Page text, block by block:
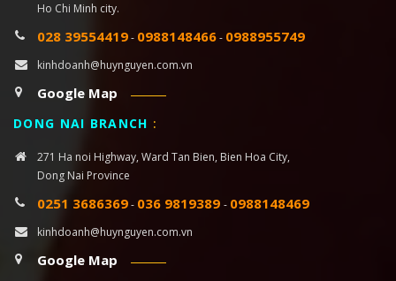
Ho Chi Minh city.
028 39554419- 0988148466- 0988955749
kinhdoanh@huynguyen.com.vn
Google Map
DONG NAI BRANCH :
271 Ha noi Highway, Ward Tan Bien, Bien Hoa City,
Dong Nai Province
0251 3686369- 036 9819389 - 0988148469
kinhdoanh@huynguyen.com.vn
Google Map